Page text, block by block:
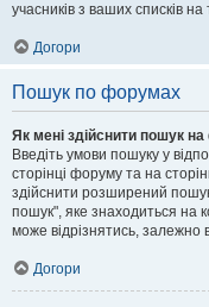
учасників з ваших списків на
Догори
Пошук по форумах
Як мені здійснити пошук
Введіть умови пошуку у
сторінці форуму та на
здійснити розширений
пошук", яке знаходиться на
може відрізнятись, залежно
Догори